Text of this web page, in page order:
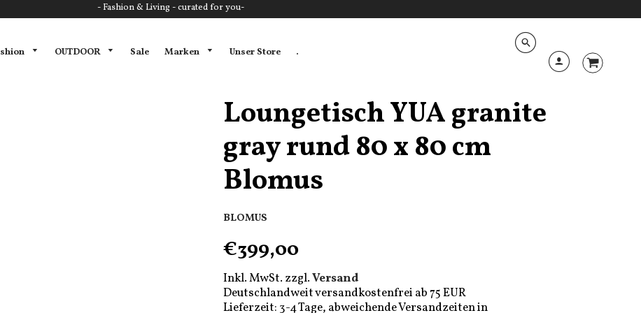
- Fashion & Living - curated for you-
OUTDOOR Sale Marken Unser Store .
Loungetisch YUA granite
gray rund 80 x 80 cm
Blomus
BLOMUS
€399,00
Inkl. MwSt. zzgl.Versand
Deutschlandweit versandkostenfrei ab 75 EUR
Lieferzeit: 3-4 Tage, abweichende Versandzeiten in